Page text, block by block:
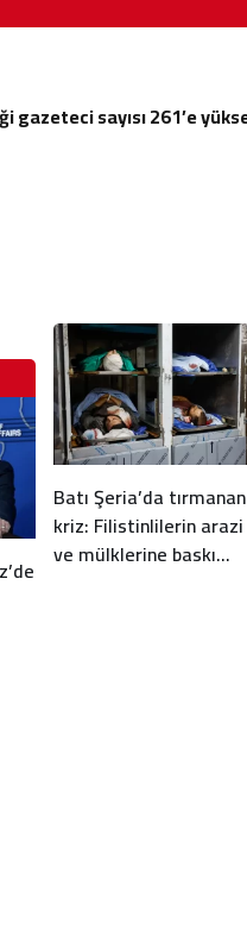
gazeteci sayısı 261’e
Batı Şeria’da tırmanan
kriz: Filistinlilerin arazi
ve mülklerine baskı